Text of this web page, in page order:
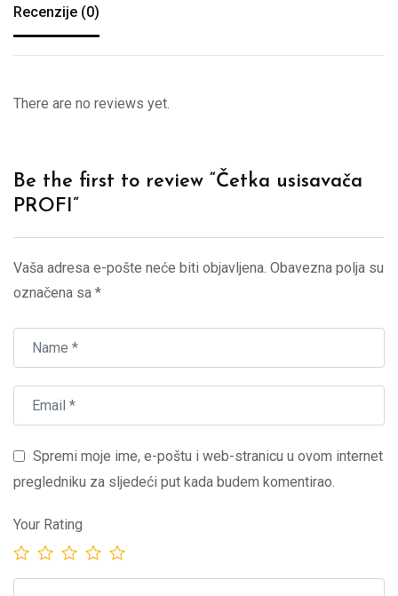
Recenzije (0)
There are no reviews yet.
Be the first to review “Četka usisavača
PROFI”
Vaša adresa e-pošte neće biti objavljena. Obavezna polja su
označena sa *
Spremi moje ime, e-poštu i web-stranicu u ovom internet
pregledniku za sljedeći put kada budem komentirao.
Your Rating